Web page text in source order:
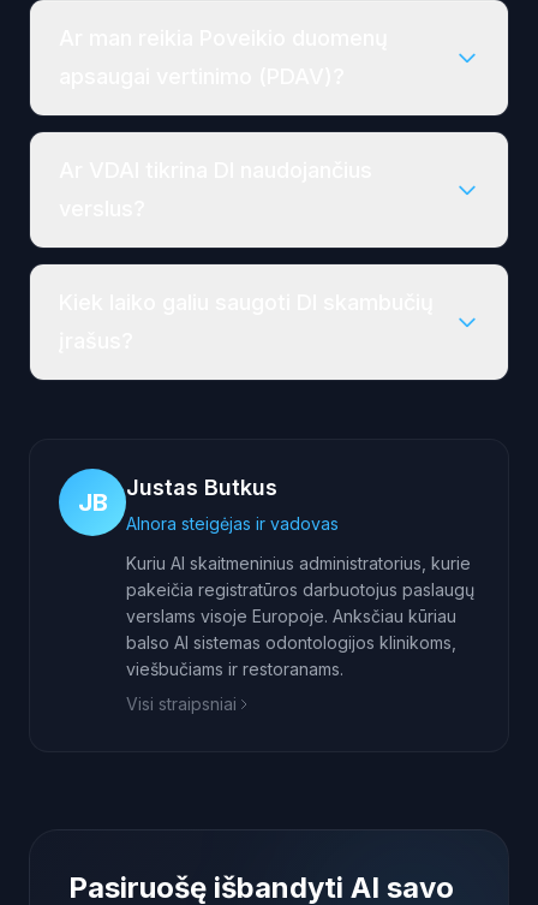
JB
Justas Butkus
AInora steigėjas ir vadovas
Kuriu AI skaitmeninius administratorius, kurie
pakeičia registratūros darbuotojus paslaugų
verslams visoje Europoje. Anksčiau kūriau
balso AI sistemas odontologijos klinikoms,
viešbučiams ir restoranams.
Visi straipsniai
Pasiruošę išbandyti AI savo